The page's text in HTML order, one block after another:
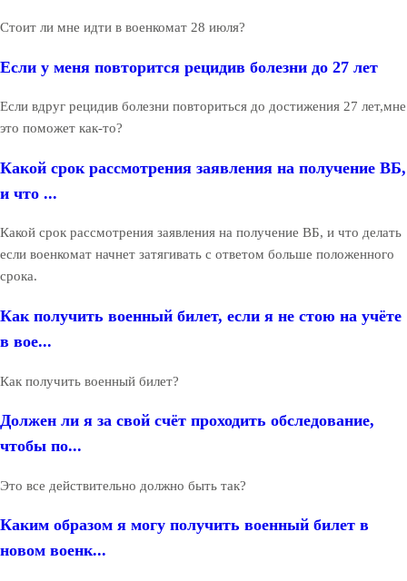
Стоит ли мне идти в военкомат 28 июля?
Если у меня повторится рецидив болезни до 27 лет
Если вдруг рецидив болезни повториться до достижения 27 лет,мне
это поможет как-то?
Какой срок рассмотрения заявления на получение ВБ,
и что ...
Какой срок рассмотрения заявления на получение ВБ, и что делать
если военкомат начнет затягивать с ответом больше положенного
срока.
Как получить военный билет, если я не стою на учёте
в вое...
Как получить военный билет?
Должен ли я за свой счёт проходить обследование,
чтобы по...
Это все действительно должно быть так?
Каким образом я могу получить военный билет в
новом военк...